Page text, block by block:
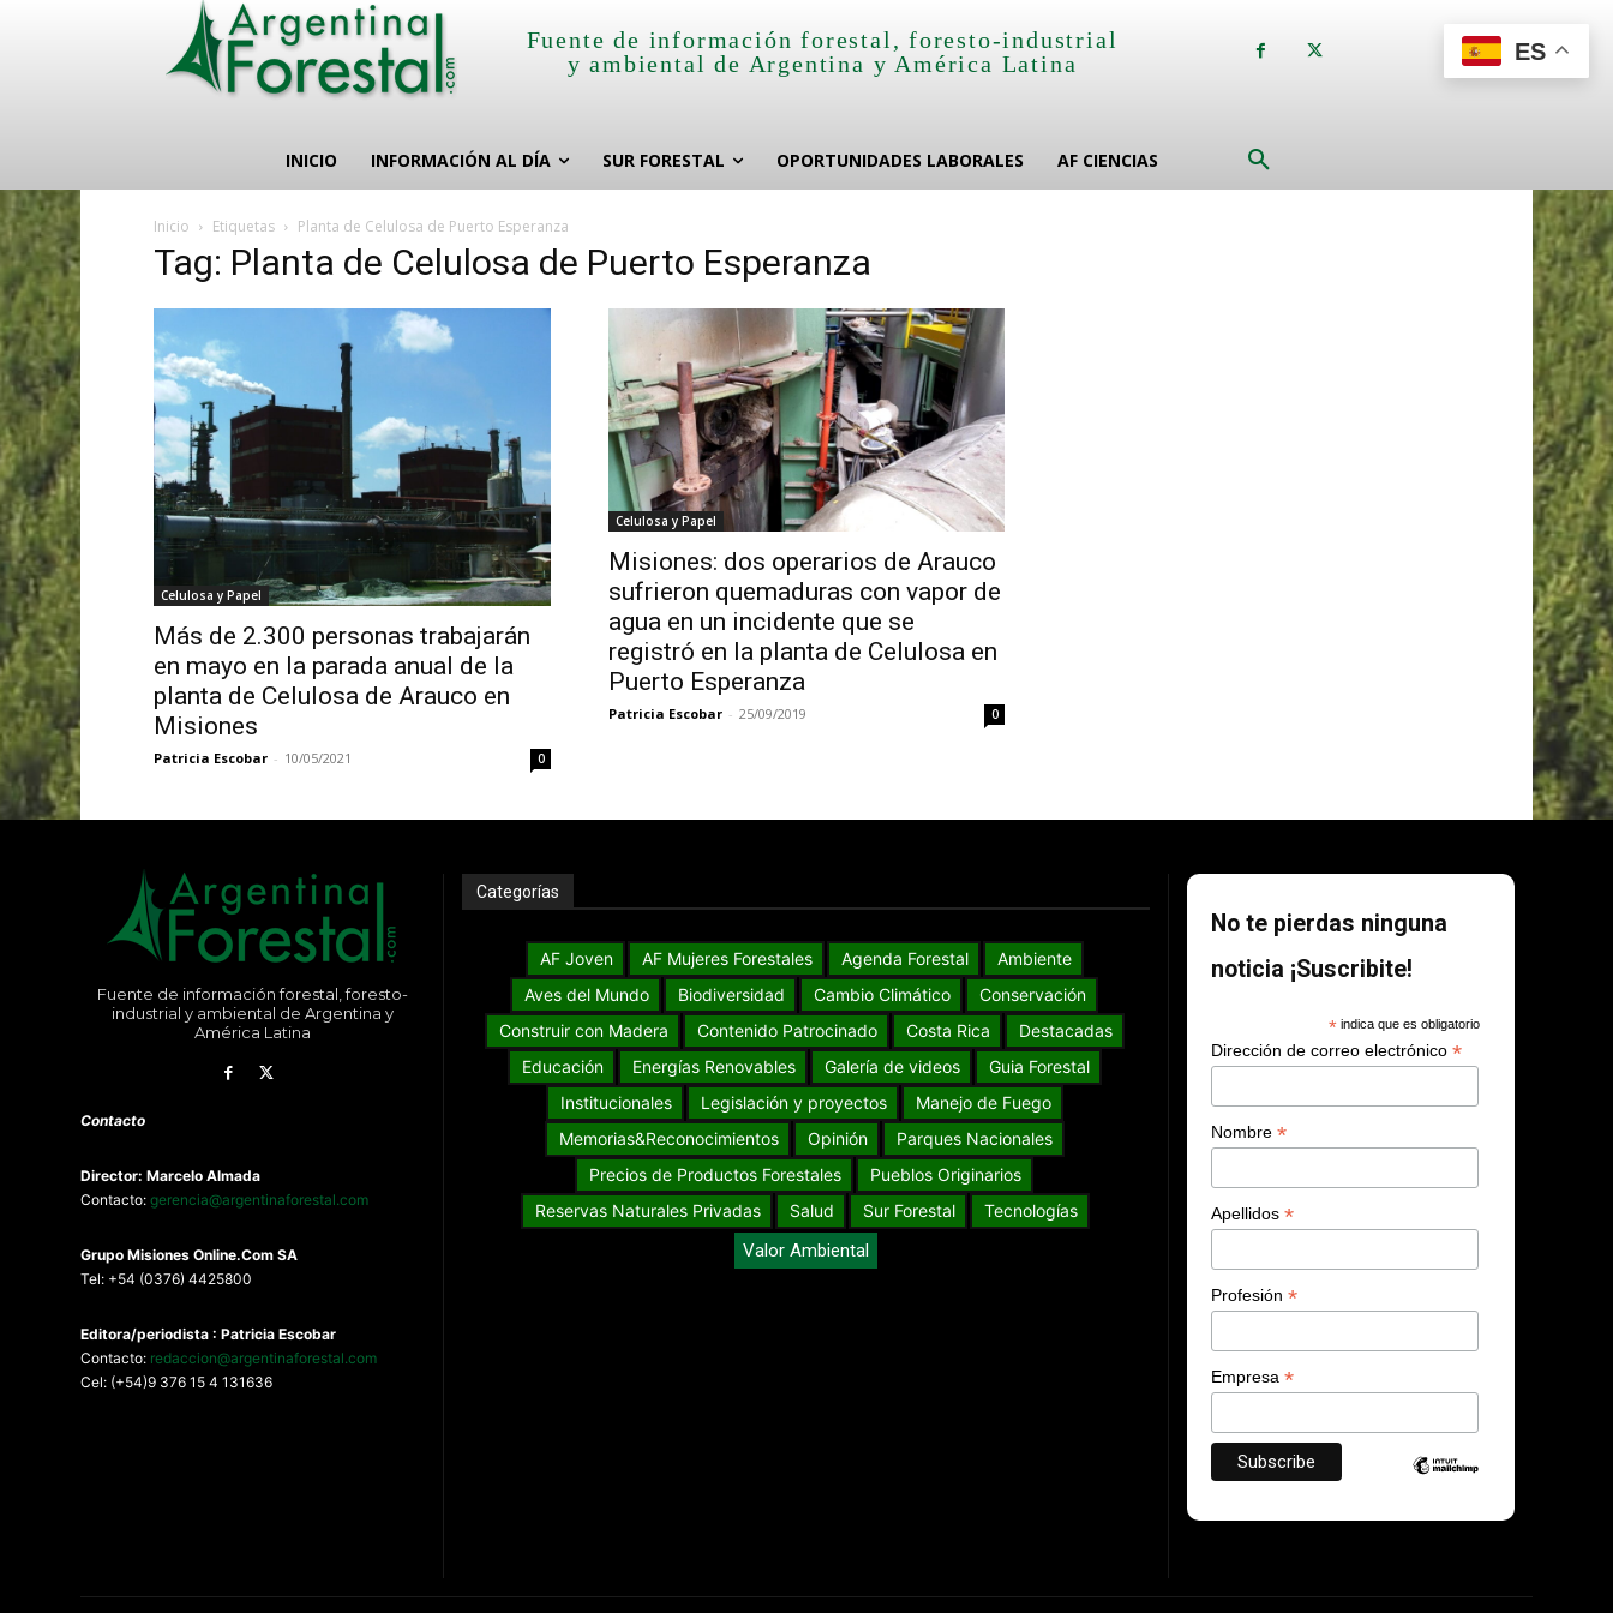
Fuente de información forestal, foresto-industrial
y ambiental de Argentina y América Latina
INICIO INFORMACIÓN AL DÍA SUR FORESTAL OPORTUNIDADES LABORALES AF CIENCIAS
Inicio Etiquetas Planta de Celulosa de Puerto Esperanza
Tag: Planta de Celulosa de Puerto Esperanza
Celulosa y Papel
Más de 2.300 personas trabajarán
en mayo en la parada anual de la
planta de Celulosa de Arauco en
Misiones
Patricia Escobar - 10/05/2021 0
Celulosa y Papel
Misiones: dos operarios de Arauco
sufrieron quemaduras con vapor de
agua en un incidente que se
registró en la planta de Celulosa en
Puerto Esperanza
Patricia Escobar - 25/09/2019 0
Fuente de información forestal, foresto-
industrial y ambiental de Argentina y
América Latina
Contacto
Director: Marcelo Almada
Contacto: gerencia@argentinaforestal.com
Grupo MisionesOnline.Com SA
Tel: +54 (0376) 4425800
Editora/periodista : Patricia Escobar
Contacto: redaccion@argentinaforestal.com
Cel: (+54)9 376 15 4 131636
Categorías
AF Joven AF Mujeres Forestales Agenda Forestal
Ambiente
Aves del Mundo
Biodiversidad Cambio Climático
Conservación
Construir con Madera
Contenido Patrocinado Costa Rica
Destacadas
Educación
Energías Renovables Galería de videos
Guia Forestal
Institucionales
Legislación y proyectos
Manejo de Fuego
Memorias&Reconocimientos
Opinión
Parques Nacionales
Precios de Productos Forestales
Pueblos Originarios
Reservas Naturales Privadas
Salud Sur Forestal Tecnologías
Valor Ambiental
No te pierdas ninguna
noticia ¡Suscribite!
*indica que es obligatorio
Dirección de correo electrónico*
Nombre*
Apellidos*
Profesión*
Empresa*
ES